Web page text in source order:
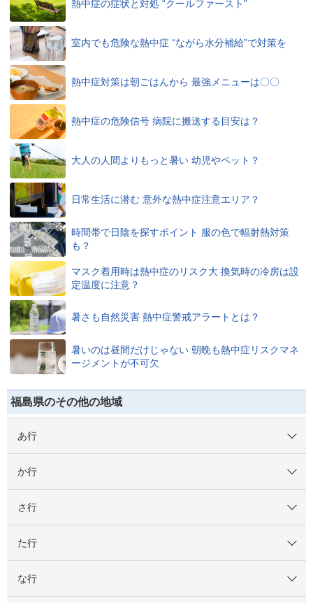
熱中症の症状と対処 “クールファースト”
室内でも危険な熱中症 “ながら水分補給”で対策を
熱中症対策は朝ごはんから 最強メニューは〇〇
熱中症の危険信号 病院に搬送する目安は？
大人の人間よりもっと暑い 幼児やペット？
日常生活に潜む 意外な熱中症注意エリア？
時間帯で日陰を探すポイント 服の色で輻射熱対策
も？
マスク着用時は熱中症のリスク大 換気時の冷房は設
定温度に注意？
暑さも自然災害 熱中症警戒アラートとは？
暑いのは昼間だけじゃない 朝晩も熱中症リスクマネ
ージメントが不可欠
福島県のその他の地域
あ行
か行
さ行
た行
な行